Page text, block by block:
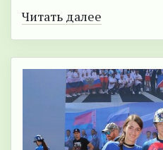
Читать далее